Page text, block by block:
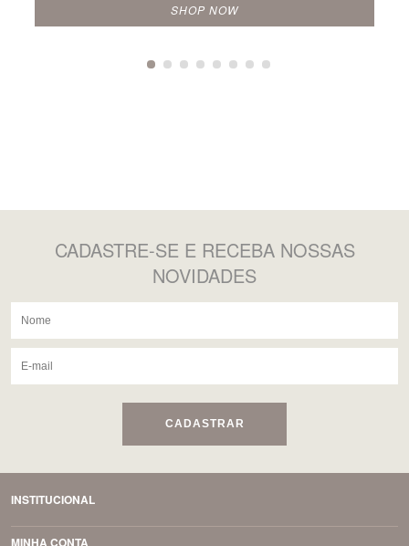
SHOP NOW
CADASTRE-SE E RECEBA NOSSAS
NOVIDADES
CADASTRAR
INSTITUCIONAL
MINHA CONTA